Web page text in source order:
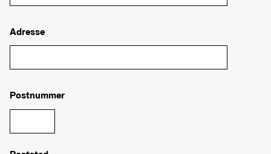
Adresse
Postnummer